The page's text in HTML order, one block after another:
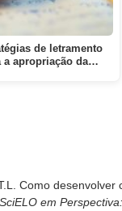
de letramento
a apropriação da…
Como
SciELO em